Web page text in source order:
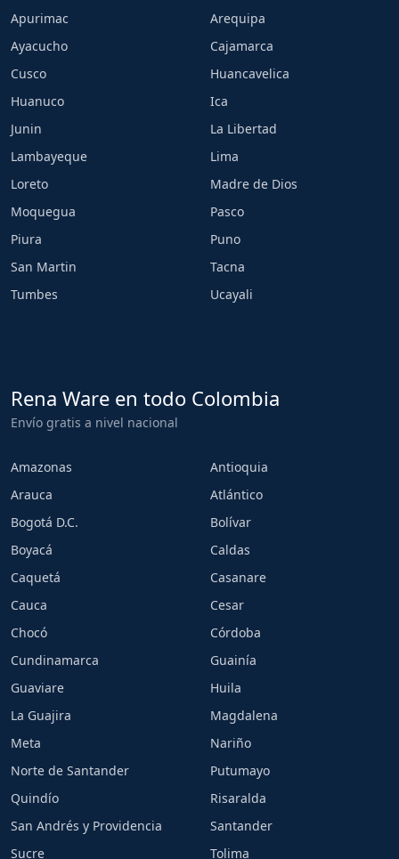
Apurimac
Arequipa
Ayacucho
Cajamarca
Cusco
Huancavelica
Huanuco
Ica
Junin
La Libertad
Lambayeque
Lima
Loreto
Madre de Dios
Moquegua
Pasco
Piura
Puno
San Martin
Tacna
Tumbes
Ucayali
Rena Ware en todo Colombia
Envío gratis a nivel nacional
Amazonas
Antioquia
Arauca
Atlántico
Bogotá D.C.
Bolívar
Boyacá
Caldas
Caquetá
Casanare
Cauca
Cesar
Chocó
Córdoba
Cundinamarca
Guainía
Guaviare
Huila
La Guajira
Magdalena
Meta
Nariño
Norte de Santander
Putumayo
Quindío
Risaralda
San Andrés y Providencia
Santander
Sucre
Tolima